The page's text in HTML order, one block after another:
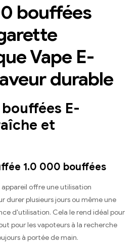
bouffées
Vape E-
durable
E-
et
1.0 000 bouffées
offre une utilisation
durer plusieurs jours ou même une
d'utilisation. Cela le rend idéal pour
pour les vapoteurs à la recherche
à portée de main.